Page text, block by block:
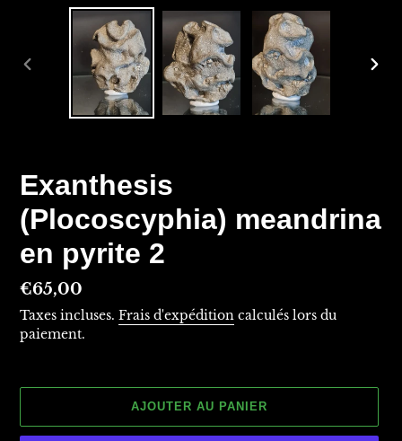
DIAPOSITIVE
PRÉCÉDENTE
Exanthesis
(Plocoscyphia) meandrina
en pyrite 2
Prix
normal
€65,00
Taxes incluses. Frais d'expédition calculés lors du
paiement.
AJOUTER AU PANIER